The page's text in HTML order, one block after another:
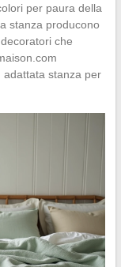
per paura della
stanza producono
che
stanza per